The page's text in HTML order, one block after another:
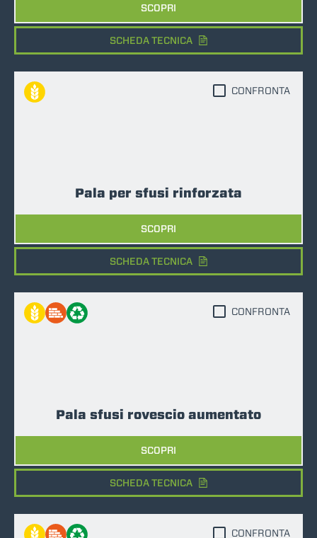
SCOPRI
SCHEDA TECNICA
Pala per sfusi rinforzata
SCOPRI
CONFRONTA
SCHEDA TECNICA
Pala sfusi rovescio aumentato
SCOPRI
CONFRONTA
SCHEDA TECNICA
CONFRONTA